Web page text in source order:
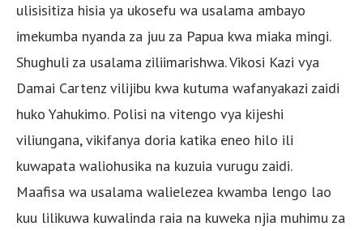
ulisisitiza hisia ya ukosefu wa usalama ambayo
imekumba nyanda za juu za Papua kwa miaka mingi.
Shughuli za usalama ziliimarishwa. Vikosi Kazi vya
Damai Cartenz vilijibu kwa kutuma wafanyakazi zaidi
huko Yahukimo. Polisi na vitengo vya kijeshi
viliungana, vikifanya doria katika eneo hilo ili
kuwapata waliohusika na kuzuia vurugu zaidi.
Maafisa wa usalama walielezea kwamba lengo lao
kuu lilikuwa kuwalinda raia na kuweka njia muhimu za